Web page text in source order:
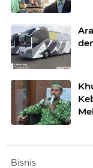
Bisnis